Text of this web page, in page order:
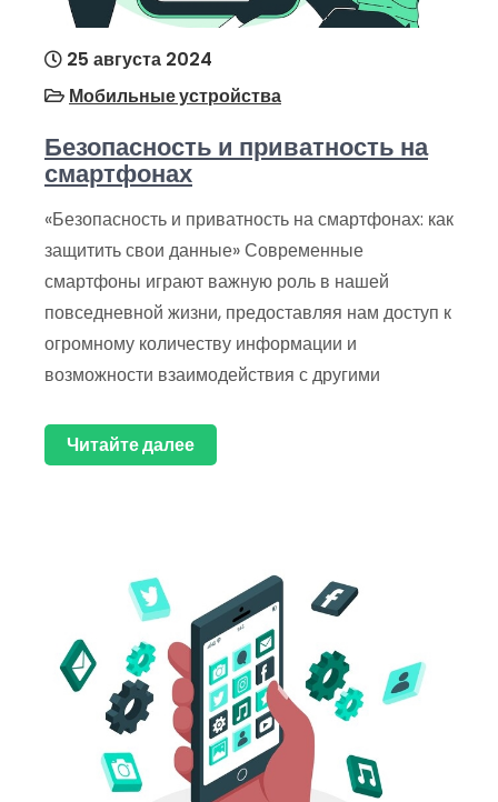
25 августа 2024
Мобильные устройства
Безопасность и приватность на
смартфонах
«Безопасность и приватность на смартфонах: как
защитить свои данные» Современные
смартфоны играют важную роль в нашей
повседневной жизни, предоставляя нам доступ к
огромному количеству информации и
возможности взаимодействия с другими
Читайте далее